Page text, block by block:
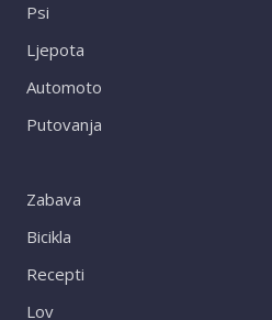
Psi
Ljepota
Automoto
Putovanja
Zabava
Bicikla
Recepti
Lov